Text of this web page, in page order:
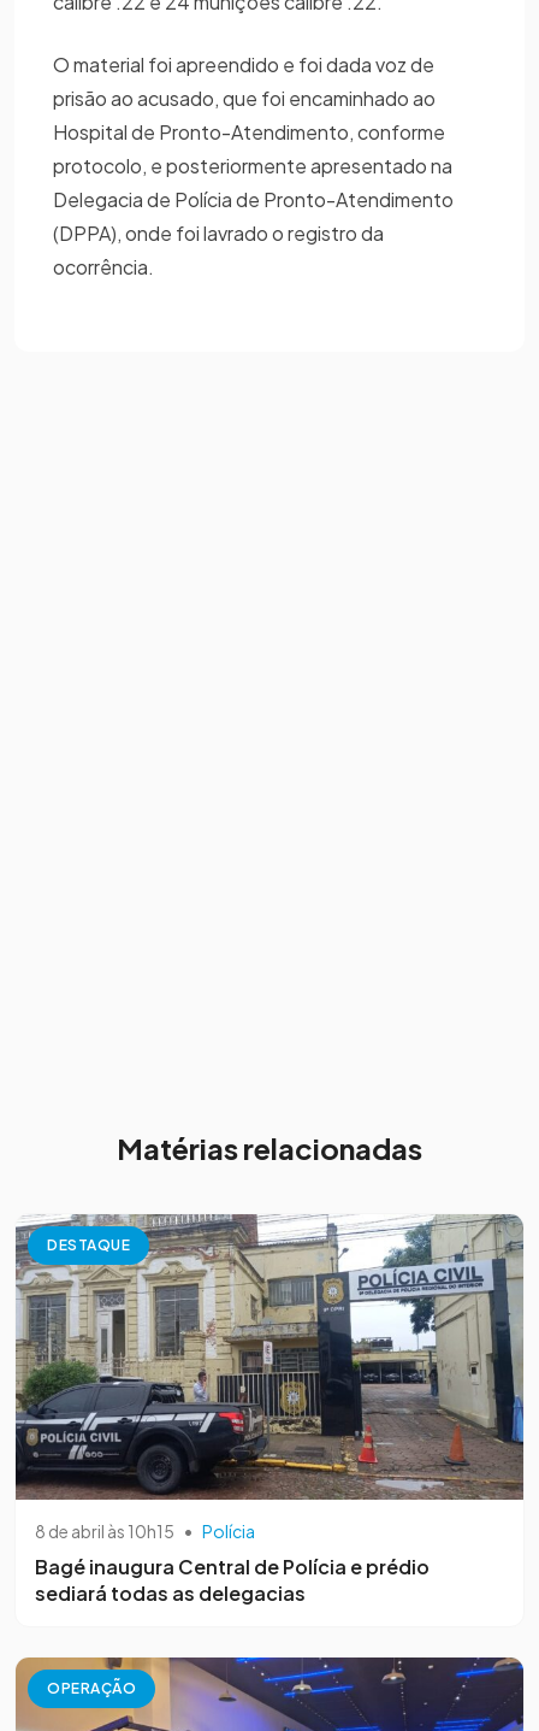
O material foi apreendido e foi dada voz de
prisão ao acusado, que foi encaminhado ao
Hospital de Pronto-Atendimento, conforme
protocolo, e posteriormente apresentado na
Delegacia de Polícia de Pronto-Atendimento
(DPPA), onde foi lavrado o registro da
ocorrência.
Matérias relacionadas
DESTAQUE
8 de abril às 10h15 • Polícia
Bagé inaugura Central de Polícia e prédio
sediará todas as delegacias
OPERAÇÃO